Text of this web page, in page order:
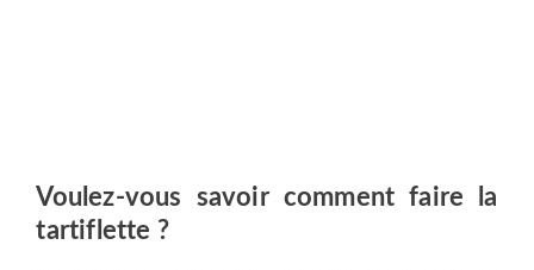
Voulez-vous savoir comment faire la
tartiflette ?